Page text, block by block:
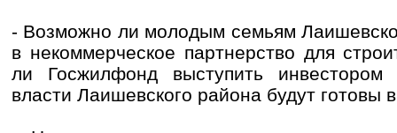
- Возможно ли молодым семьям
в некоммерческое партнерство для
ли Госжилфонд выступить инвестором
власти Лаишевского района будут